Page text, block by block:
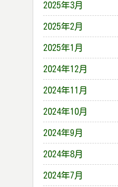
2025年3月
2025年2月
2025年1月
2024年12月
2024年11月
2024年10月
2024年9月
2024年8月
2024年7月